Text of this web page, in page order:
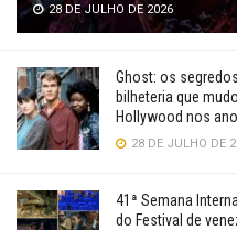
28 DE JULHO DE 2026
Ghost: os
bilheteria que
Hollywood nos
28 DE JULHO DE
41ª Semana
do Festival de